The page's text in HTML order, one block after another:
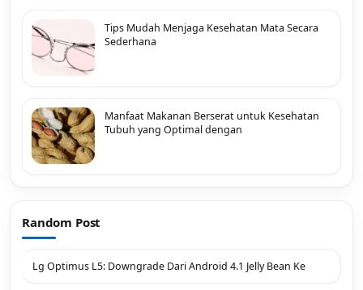
Tips Mudah Menjaga Kesehatan Mata Secara
Sederhana
Manfaat Makanan Berserat untuk Kesehatan
Tubuh yang Optimal dengan
Random Post
Lg Optimus L5: Downgrade Dari Android 4.1 Jelly Bean Ke